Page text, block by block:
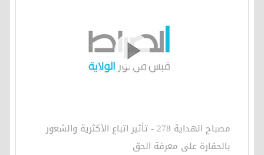
مصباح الهداية 278 - تأثير اتباع الأكثرية والشعور
بالحقارة على معرفة الحق